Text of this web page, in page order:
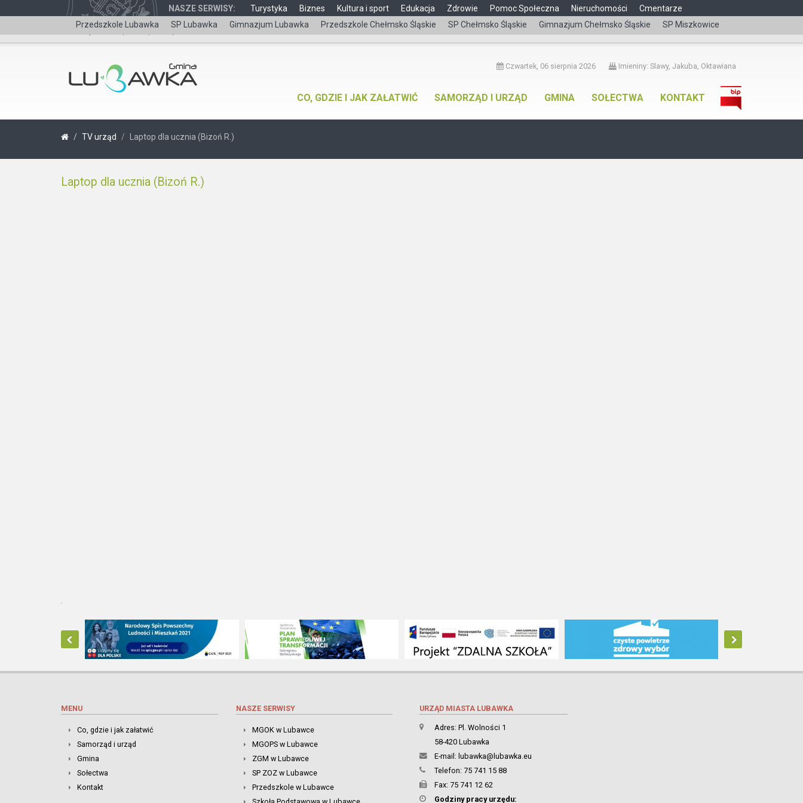
NASZE SERWISY: Turystyka Biznes Kultura i sport
Edukacja
Przedszkole Lubawka
SP Lubawka Gimnazjum Lubawka Przedszkole Chełmsko Śląskie SP Chełmsko Śląskie Gimnazjum Chełmsko Śląskie SP Miszkowice
Zdrowie Pomoc Społeczna Nieruchomości Cmentarze
Wersja dla niepełnosprawnych čeština
Czwartek, 06 sierpnia 2026 Imieniny: Slawy, Jakuba, Oktawiana
CO, GDZIE I JAK ZAŁATWIĆ SAMORZĄD I URZĄD GMINA SOŁECTWA KONTAKT
TV urząd Laptop dla ucznia (Bizoń R.)
Laptop dla ucznia (Bizoń R.)
.
MENU
Co, gdzie i jak załatwić
Samorząd i urząd
Gmina
Sołectwa
Kontakt
NASZE SERWISY
MGOK w Lubawce
MGOPS w Lubawce
ZGM w Lubawce
SP ZOZ w Lubawce
Przedszkole w Lubawce
URZĄD MIASTA LUBAWKA
Adres: Pl. Wolności 1
58-420 Lubawka
E-mail: lubawka@lubawka.eu
Telefon: 75 741 15 88
Fax: 75 741 12 62
Godziny pracy urzędu: